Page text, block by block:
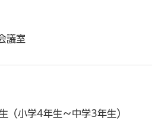
議室
（小学4年生～中学3年生）